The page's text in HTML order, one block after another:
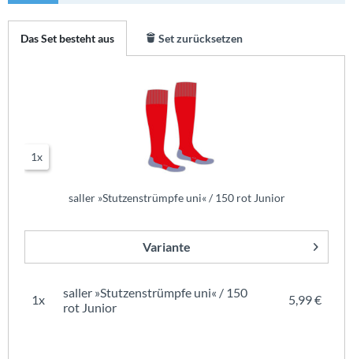
Das Set besteht aus Set zurücksetzen
1x
saller »Stutzenstrümpfe uni« / 150 rot Junior
Variante
1x
saller »Stutzenstrümpfe uni« / 150
rot Junior
5,99 €